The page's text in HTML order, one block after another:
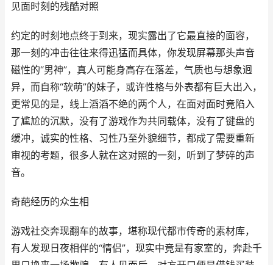
见面时刻的残酷对照
约定的时刻地点终于到来，现实露出了它最直接的面容，
那一刻的冲击往往来得迅猛而具体，你发现屏幕那头声音
磁性的“男神”，真人可能身高存在落差，气质也与想象迥
异，而自称“软萌”的妹子，或许性格与外表都有巨大出入，
更常见的是，线上滔滔不绝的两个人，在面对面时竟陷入
了尴尬的沉默，没有了游戏作为共同载体，没有了键盘的
缓冲，诚实的性格、习性乃至外貌细节，都成了需要重新
审视的考题，很多人就在这对照的一刻，听到了梦碎的声
音。
奇葩经历的众生相
游戏社交奔现翻车的故事，堪称现代都市传奇的素材库，
有人发现日夜相伴的“情侣”，现实中竟是有家室的，奔赴千